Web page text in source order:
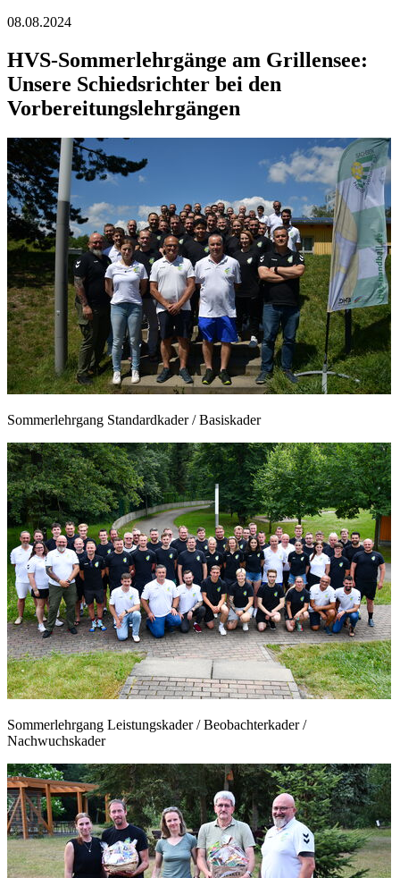
08.08.2024
HVS-Sommerlehrgänge am Grillensee:
Unsere Schiedsrichter bei den
Vorbereitungslehrgängen
Sommerlehrgang Standardkader / Basiskader
Sommerlehrgang Leistungskader / Beobachterkader /
Nachwuchskader